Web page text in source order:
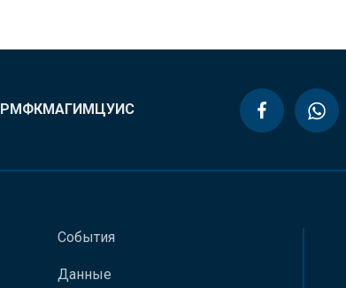
МФКМАГИМЦУИС
События
Данные